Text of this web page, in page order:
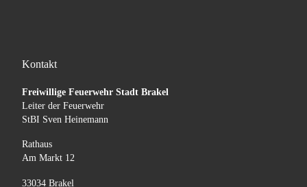
Kontakt
Freiwillige Feuerwehr Stadt Brakel
Leiter der Feuerwehr
StBI Sven Heinemann
Rathaus
Am Markt 12
33034 Brakel